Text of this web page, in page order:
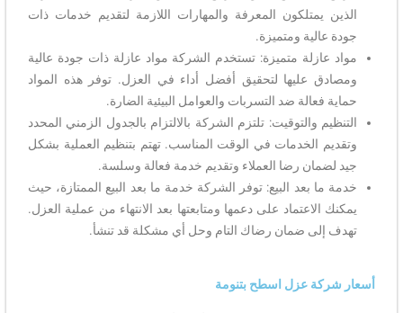
الذين يمتلكون المعرفة والمهارات اللازمة لتقديم خدمات ذات
جودة عالية ومتميزة.
مواد عازلة متميزة: تستخدم الشركة مواد عازلة ذات جودة عالية
ومصادق عليها لتحقيق أفضل أداء في العزل. توفر هذه المواد
حماية فعالة ضد التسربات والعوامل البيئية الضارة.
التنظيم والتوقيت: تلتزم الشركة بالالتزام بالجدول الزمني المحدد
وتقديم الخدمات في الوقت المناسب. تهتم بتنظيم العملية بشكل
جيد لضمان رضا العملاء وتقديم خدمة فعالة وسلسة.
خدمة ما بعد البيع: توفر الشركة خدمة ما بعد البيع الممتازة، حيث
يمكنك الاعتماد على دعمها ومتابعتها بعد الانتهاء من عملية العزل.
تهدف إلى ضمان رضاك التام وحل أي مشكلة قد تنشأ.
أسعار شركة عزل اسطح بتنومة